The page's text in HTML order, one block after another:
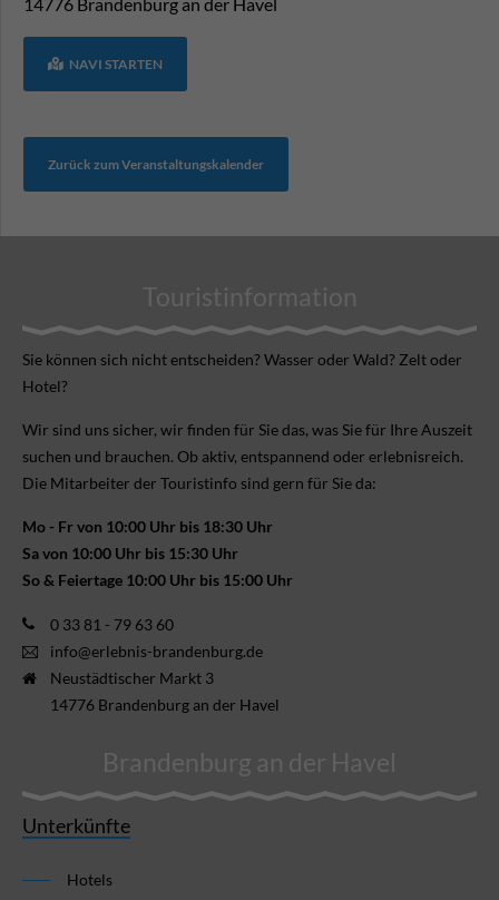
14776 Brandenburg an der Havel
NAVI STARTEN
Zurück zum Veranstaltungskalender
Touristinformation
Sie können sich nicht ent­scheiden? Wasser oder Wald? Zelt oder
Hotel?
Wir sind uns sicher, wir finden für Sie das, was Sie für Ihre Aus­zeit
suchen und brauchen. Ob aktiv, ent­spannend oder erlebnis­reich.
Die Mitarbeiter der Touristinfo sind gern für Sie da:
Mo - Fr von 10:00 Uhr bis 18:30 Uhr
Sa von 10:00 Uhr bis 15:30 Uhr
So & Feiertage 10:00 Uhr bis 15:00 Uhr
0 33 81 - 79 63 60
info@erlebnis-brandenburg.de
Neustädtischer Markt 3
14776 Brandenburg an der Havel
Brandenburg an der Havel
Unterkünfte
Hotels